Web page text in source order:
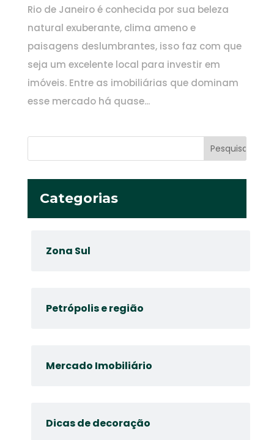
Rio de Janeiro é conhecida por sua beleza
natural exuberante, clima ameno e
paisagens deslumbrantes, isso faz com que
seja um excelente local para investir em
imóveis. Entre as imobiliárias que dominam
esse mercado há quase...
Categorias
Zona Sul
Petrópolis e região
Mercado Imobiliário
Dicas de decoração